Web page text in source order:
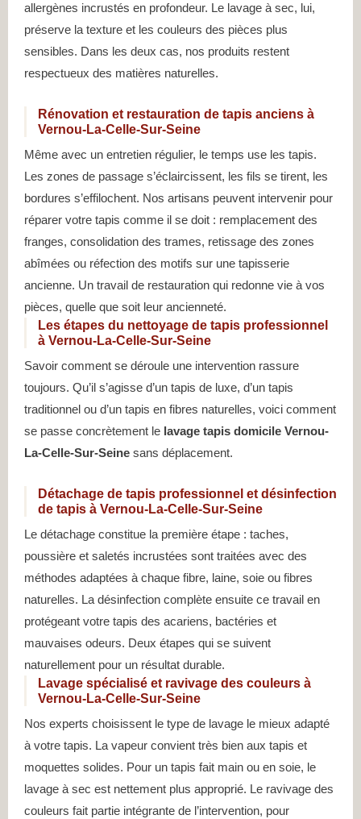
allergènes incrustés en profondeur. Le lavage à sec, lui,
préserve la texture et les couleurs des pièces plus
sensibles. Dans les deux cas, nos produits restent
respectueux des matières naturelles.
Rénovation et restauration de tapis anciens à
Vernou-La-Celle-Sur-Seine
Même avec un entretien régulier, le temps use les tapis.
Les zones de passage s’éclaircissent, les fils se tirent, les
bordures s’effilochent. Nos artisans peuvent intervenir pour
réparer votre tapis comme il se doit : remplacement des
franges, consolidation des trames, retissage des zones
abîmées ou réfection des motifs sur une tapisserie
ancienne. Un travail de restauration qui redonne vie à vos
pièces, quelle que soit leur ancienneté.
Les étapes du nettoyage de tapis professionnel
à Vernou-La-Celle-Sur-Seine
Savoir comment se déroule une intervention rassure
toujours. Qu’il s’agisse d’un tapis de luxe, d’un tapis
traditionnel ou d’un tapis en fibres naturelles, voici comment
se passe concrètement le lavage tapis domicile Vernou-
La-Celle-Sur-Seine sans déplacement.
Détachage de tapis professionnel et désinfection
de tapis à Vernou-La-Celle-Sur-Seine
Le détachage constitue la première étape : taches,
poussière et saletés incrustées sont traitées avec des
méthodes adaptées à chaque fibre, laine, soie ou fibres
naturelles. La désinfection complète ensuite ce travail en
protégeant votre tapis des acariens, bactéries et
mauvaises odeurs. Deux étapes qui se suivent
naturellement pour un résultat durable.
Lavage spécialisé et ravivage des couleurs à
Vernou-La-Celle-Sur-Seine
Nos experts choisissent le type de lavage le mieux adapté
à votre tapis. La vapeur convient très bien aux tapis et
moquettes solides. Pour un tapis fait main ou en soie, le
lavage à sec est nettement plus approprié. Le ravivage des
couleurs fait partie intégrante de l’intervention, pour